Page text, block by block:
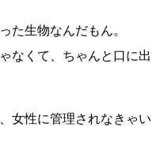
た生物なんだもん。
なくて、ちゃんと口に出
女性に管理されなきゃい